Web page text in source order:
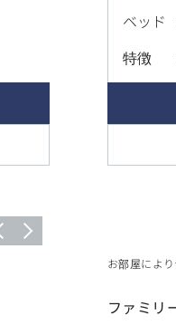
ベッド
特徴
お部屋により
ファミリ